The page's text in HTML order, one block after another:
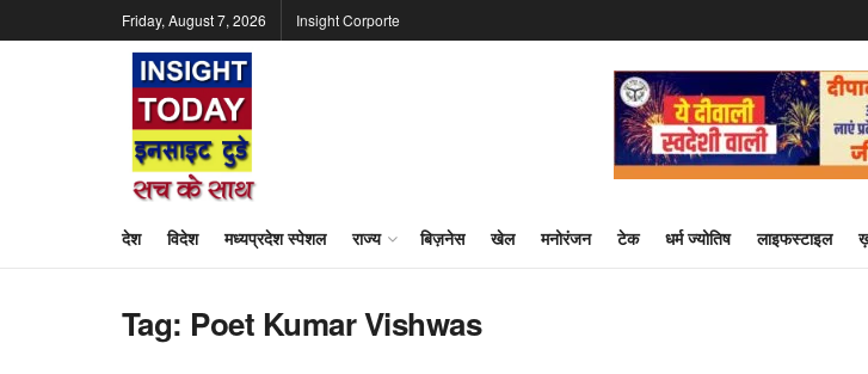
Friday, August 7, 2026 Insight Corporte
देश विदेश मध्यप्रदेश स्पेशल राज्य बिज़नेस खेल मनोरंजन टेक धर्म ज्योतिष लाइफस्टाइल
Tag: Poet Kumar Vishwas